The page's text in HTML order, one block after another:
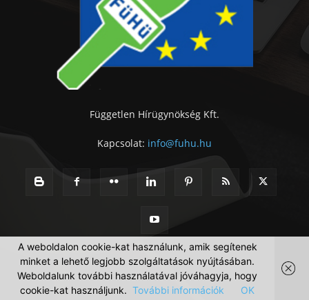
Független Hírügynökség Kft.
Kapcsolat: info@fuhu.hu
A weboldalon cookie-kat használunk, amik segítenek
minket a lehető legjobb szolgáltatások nyújtásában.
Weboldalunk további használatával jóváhagyja, hogy
cookie-kat használjunk. További információk OK